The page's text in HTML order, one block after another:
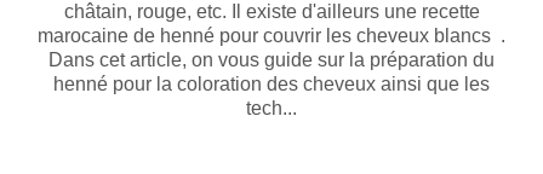
châtain, rouge, etc. Il existe d'ailleurs une recette
marocaine de henné pour couvrir les cheveux blancs .
Dans cet article, on vous guide sur la préparation du
henné pour la coloration des cheveux ainsi que les
tech...